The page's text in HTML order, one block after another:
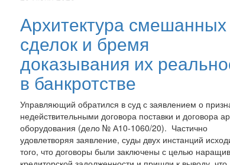
Архитектура смешанных
сделок и бремя
доказывания их
в банкротстве
Управляющий обратился в суд с заявлением о
недействительными договора поставки и договора
оборудования (дело № А10-1060/20). Частично
удовлетворяя заявление, суды двух инстанций
того, что договоры были заключены с целью